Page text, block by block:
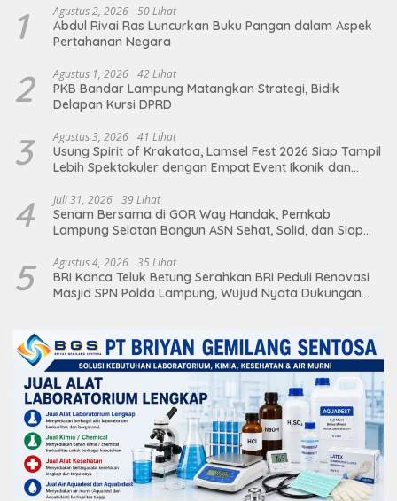
1 Agustus 2, 2026 50 Lihat
Abdul Rivai Ras Luncurkan Buku Pangan dalam Aspek
Pertahanan Negara
2 Agustus 1, 2026 42 Lihat
PKB Bandar Lampung Matangkan Strategi, Bidik
Delapan Kursi DPRD
3 Agustus 3, 2026 41 Lihat
Usung Spirit of Krakatoa, Lamsel Fest 2026 Siap Tampil
Lebih Spektakuler dengan Empat Event Ikonik dan
4 Juli 31, 2026 39 Lihat
Senam Bersama di GOR Way Handak, Pemkab
Lampung Selatan Bangun ASN Sehat, Solid, dan Siap
5 Agustus 4, 2026 35 Lihat
BRI Kanca Teluk Betung Serahkan BRI Peduli Renovasi
Masjid SPN Polda Lampung, Wujud Nyata Dukungan